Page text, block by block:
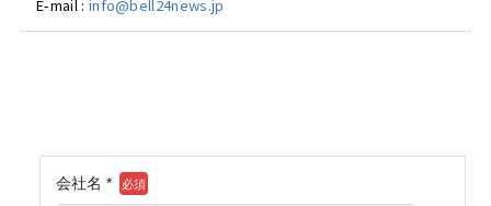
E-mail : info@bell24news.jp